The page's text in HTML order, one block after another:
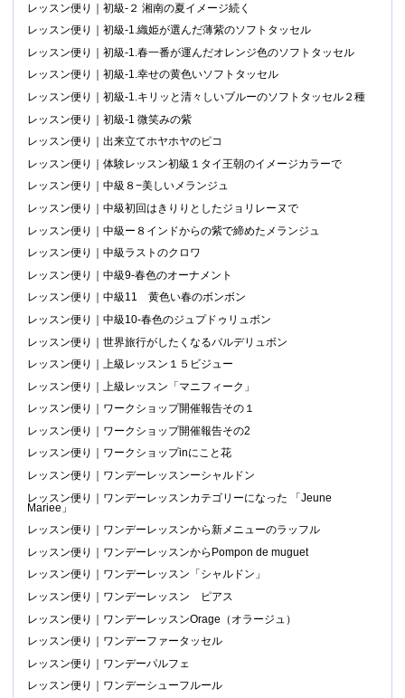
レッスン便り｜初級-２ 湘南の夏イメージ続く
レッスン便り｜初級-1.織姫が選んだ薄紫のソフトタッセル
レッスン便り｜初級-1.春一番が運んだオレンジ色のソフトタッセル
レッスン便り｜初級-1.幸せの黄色いソフトタッセル
レッスン便り｜初級-1.キリッと清々しいブルーのソフトタッセル２種
レッスン便り｜初級-1 微笑みの紫
レッスン便り｜出来立てホヤホヤのピコ
レッスン便り｜体験レッスン初級１タイ王朝のイメージカラーで
レッスン便り｜中級８−美しいメランジュ
レッスン便り｜中級初回はきりりとしたジョリレーヌで
レッスン便り｜中級ー８インドからの紫で締めたメランジュ
レッスン便り｜中級ラストのクロワ
レッスン便り｜中級9-春色のオーナメント
レッスン便り｜中級11 黄色い春のボンボン
レッスン便り｜中級10-春色のジュプドゥリュボン
レッスン便り｜世界旅行がしたくなるバルデリュボン
レッスン便り｜上級レッスン１５ビジュー
レッスン便り｜上級レッスン「マニフィーク」
レッスン便り｜ワークショップ開催報告その１
レッスン便り｜ワークショップ開催報告その2
レッスン便り｜ワークショップinにこと花
レッスン便り｜ワンデーレッスンーシャルドン
レッスン便り｜ワンデーレッスンカテゴリーになった 「Jeune
Mariee」
レッスン便り｜ワンデーレッスンから新メニューのラッフル
レッスン便り｜ワンデーレッスンからPompon de muguet
レッスン便り｜ワンデーレッスン「シャルドン」
レッスン便り｜ワンデーレッスン ピアス
レッスン便り｜ワンデーレッスンOrage（オラージュ）
レッスン便り｜ワンデーファータッセル
レッスン便り｜ワンデーパルフェ
レッスン便り｜ワンデーシューフルール